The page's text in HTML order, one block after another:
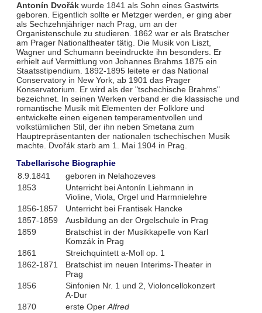
Antonín Dvořákwurde 1841 als Sohn eines Gastwirts
geboren. Eigentlich sollte er Metzger werden, er ging aber
als Sechzehnjähriger nach Prag, um an der
Organistenschule zu studieren. 1862 war er als Bratscher
am Prager Nationaltheater tätig. Die Musik von Liszt,
Wagner und Schumann beeindruckte ihn besonders. Er
erhielt auf Vermittlung von Johannes Brahms 1875 ein
Staatsstipendium. 1892-1895 leitete er das National
Conservatory in New York, ab 1901 das Prager
Konservatorium. Er wird als der "tschechische Brahms"
bezeichnet. In seinen Werken verband er die klassische und
romantische Musik mit Elementen der Folklore und
entwickelte einen eigenen temperamentvollen und
volkstümlichen Stil, der ihn neben Smetana zum
Hauptrepräsentanten der nationalen tschechischen Musik
machte. Dvořák starb am 1. Mai 1904 in Prag.
Tabellarische Biographie
8.9.1841
geboren in Nelahozeves
1853
Unterricht bei Antonín Liehmann in
Violine, Viola, Orgel und Harmnielehre
1856-1857
Unterricht bei Frantisek Hancke
1857-1859
Ausbildung an der Orgelschule in Prag
1859
Bratschist in der Musikkapelle von Karl
Komzák in Prag
1861
Streichquintett a-Moll op. 1
1862-1871
Bratschist im neuen Interims-Theater in
Prag
1856
Sinfonien Nr. 1 und 2, Violoncellokonzert
A-Dur
1870
erste OperAlfred